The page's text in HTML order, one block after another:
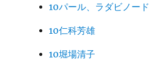
10パール、ラダビノード
10仁科芳雄
10堀場清子